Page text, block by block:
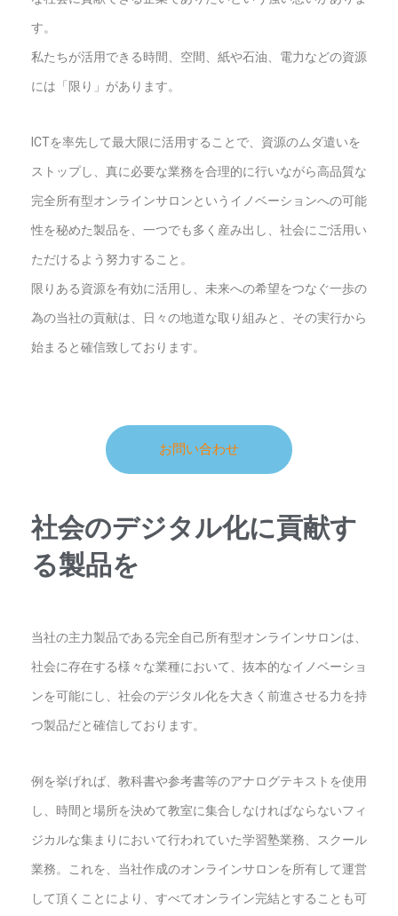
す。
私たちが活用できる時間、空間、紙や石油、電力などの資源
には「限り」があります。
ICTを率先して最大限に活用することで、資源のムダ遣いを
ストップし、真に必要な業務を合理的に行いながら高品質な
完全所有型オンラインサロンというイノベーションへの可能
性を秘めた製品を、一つでも多く産み出し、社会にご活用い
ただけるよう努力すること。
限りある資源を有効に活用し、未来への希望をつなぐ一歩の
為の当社の貢献は、日々の地道な取り組みと、その実行から
始まると確信致しております。
お問い合わせ
社会のデジタル化に貢献す
る製品を
当社の主力製品である完全自己所有型オンラインサロンは、
社会に存在する様々な業種において、抜本的なイノベーショ
ンを可能にし、社会のデジタル化を大きく前進させる力を持
つ製品だと確信しております。
例を挙げれば、教科書や参考書等のアナログテキストを使用
し、時間と場所を決めて教室に集合しなければならないフィ
ジカルな集まりにおいて行われていた学習塾業務、スクール
業務。これを、当社作成のオンラインサロンを所有して運営
して頂くことにより、すべてオンライン完結とすることも可